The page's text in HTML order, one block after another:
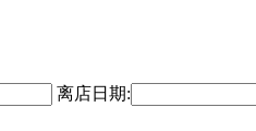
离店日期: